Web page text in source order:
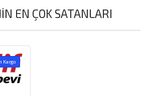
EN ÇOK SATANLARI
Kargo